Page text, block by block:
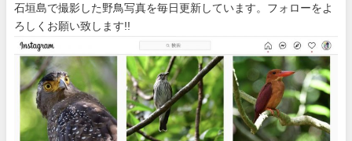
石垣島で撮影した野鳥写真を毎日更新しています。フォローをよ
ろしくお願い致します!!